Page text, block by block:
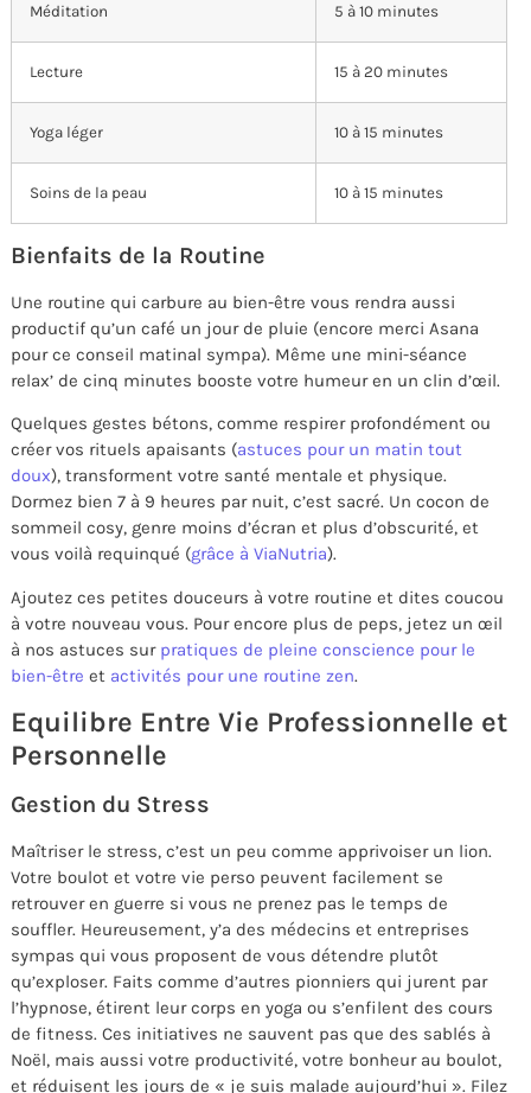
Méditation 5 à 10 minutes
Lecture 15 à 20 minutes
Yoga léger 10 à 15 minutes
Soins de la peau 10 à 15 minutes
Bienfaits de la Routine
Une routine qui carbure au bien-être vous rendra aussi
productif qu’un café un jour de pluie (encore merci Asana
pour ce conseil matinal sympa). Même une mini-séance
relax’ de cinq minutes booste votre humeur en un clin d’œil.
Quelques gestes bétons, comme respirer profondément ou
créer vos rituels apaisants (astuces pour un matin tout
doux), transforment votre santé mentale et physique.
Dormez bien 7 à 9 heures par nuit, c’est sacré. Un cocon de
sommeil cosy, genre moins d’écran et plus d’obscurité, et
vous voilà requinqué (grâce à ViaNutria).
Ajoutez ces petites douceurs à votre routine et dites coucou
à votre nouveau vous. Pour encore plus de peps, jetez un œil
à nos astuces sur pratiques de pleine conscience pour le
bien-être et activités pour une routine zen.
Equilibre Entre Vie Professionnelle et
Personnelle
Gestion du Stress
Maîtriser le stress, c’est un peu comme apprivoiser un lion.
Votre boulot et votre vie perso peuvent facilement se
retrouver en guerre si vous ne prenez pas le temps de
souffler. Heureusement, y’a des médecins et entreprises
sympas qui vous proposent de vous détendre plutôt
qu’exploser. Faits comme d’autres pionniers qui jurent par
l’hypnose, étirent leur corps en yoga ou s’enfilent des cours
de fitness. Ces initiatives ne sauvent pas que des sablés à
Noël, mais aussi votre productivité, votre bonheur au boulot,
et réduisent les jours de « je suis malade aujourd’hui ». Filez